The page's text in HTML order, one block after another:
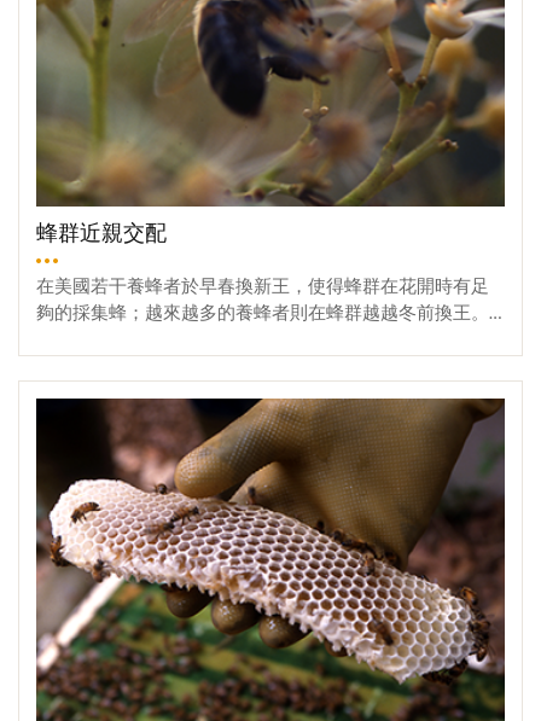
蜂群近親交配
在美國若干養蜂者於早春換新王，使得蜂群在花開時有足
夠的採集蜂；越來越多的養蜂者則在蜂群越越冬前換王。
近，子代缺陷機會越大。以蜜蜂為例，近親交配的缺陷表
現在若干方面，如蜂群行為改變和較差的工作效率。受影
響的特性有：降低越冬能力、較差的貯蜜力及採蜜行為、
蜂群不強和可能易罹患疾病，總之，近親交配壓制了蜂群
的表現和生殖適合度，如受精率、生存力、及繁殖力。由
於蜜蜂的遺傳性，近親交配的衰退發生在蜂王和工蜂上，
兩者共同影響了蜂群特性。蜂王和工蜂對近親交配蜂群特
性的相對重要性，近幾年才有人在德國若干地方研究，共
有5581群由隔離交配和人工授精蜂王繁殖的蜂群供分析。
調查項目有包刮萃取蜂蜜量、由蜜片和雄蜂片得來的蜂蠟
產量、防禦行為、檢查時的溫和程度、早春發展情況、及
分封趨勢。蜂蜜和蜂蠟生產尤其受近親交配工蜂影響而降
低，較不受近親交配蜂王影響，近親交配的工蜂較無攻擊
More